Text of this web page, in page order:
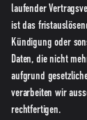
laufender
ist das
Kündigung oder
Daten, die nicht
aufgrund
verarbeiten wir
rechtfertigen.